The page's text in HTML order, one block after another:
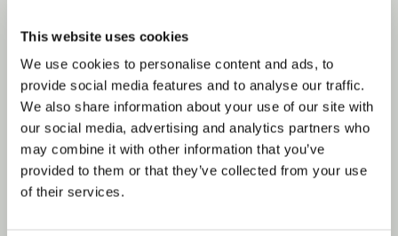
This website uses cookies
We use cookies to personalise content and ads, to
provide social media features and to analyse our traffic.
We also share information about your use of our site with
our social media, advertising and analytics partners who
may combine it with other information that you’ve
provided to them or that they’ve collected from your use
of their services.
Willkommen im Terrassenpark –
lassen und in eine Welt voller
Entspannung,
Abenteuer und atemberaubender
Aussichten eintauchen können.
Hier, auf 1.000 Meter Höhe im Herzen des
Schwarzwaldes, liegt eine Oase der Ruhe